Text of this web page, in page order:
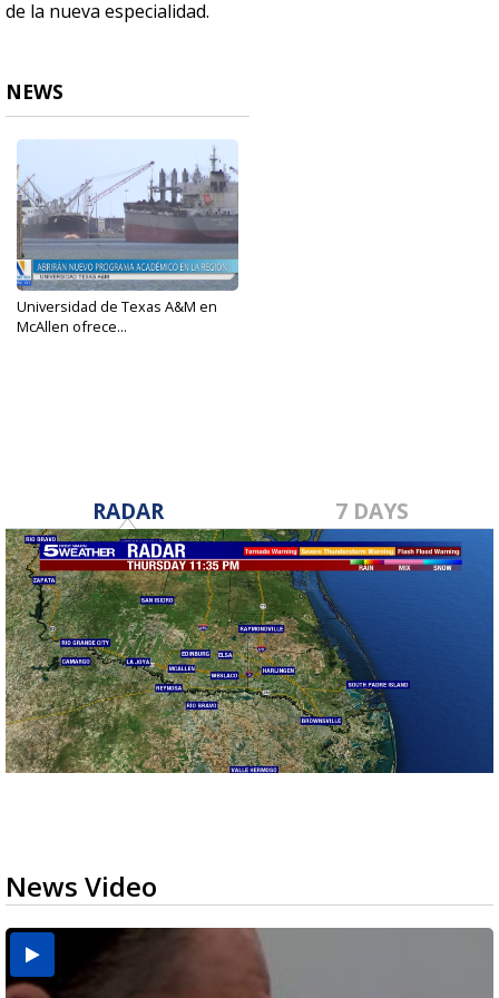
de la nueva especialidad.
NEWS
Universidad de Texas A&M en
McAllen ofrece...
RADAR 7 DAYS
News Video